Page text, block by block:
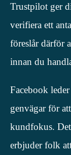
Trustpilot ger
verifiera ett
föreslår därför
innan du
Facebook
genvägar för
kundfokus.
erbjuder folk